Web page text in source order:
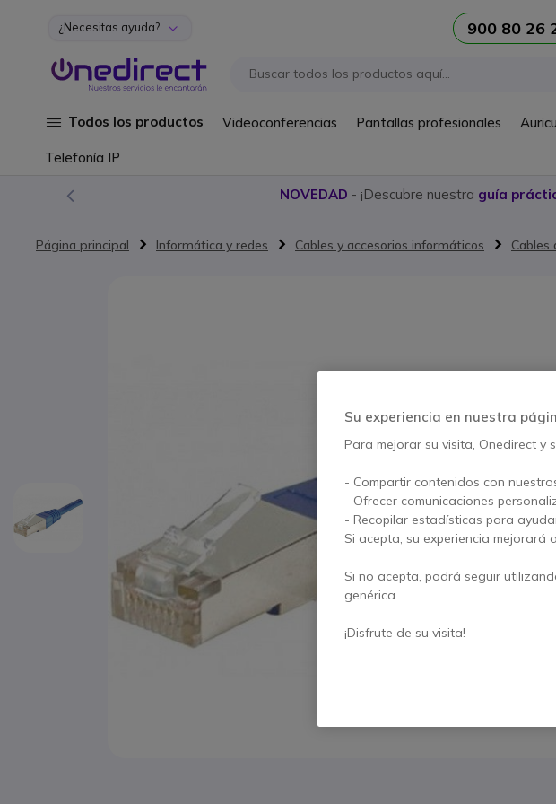
Ir al contenido
¿Necesitas ayuda? 900 80 26
Todos los productos Videoconferencias Pantallas profesionales
Telefonía IP
NOVEDAD - ¡Descubre nuestra guía
Página principal Informática y redes Cables y accesorios informáticos Cables
Su experiencia en nuestra
Para mejorar su visita, Onedirect y
- Compartir contenidos con
- Ofrecer comunicaciones
- Recopilar estadísticas para
Si acepta, su experiencia mejorará
Si no acepta, podrá seguir
genérica.
¡Disfrute de su visita!